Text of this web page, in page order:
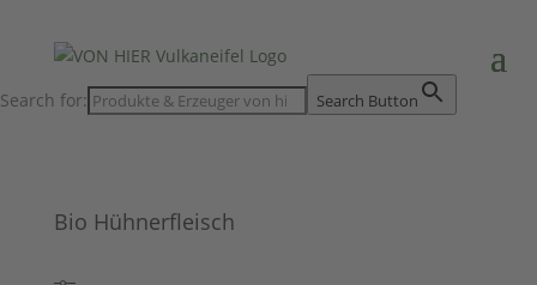
Search for: Search Button
Bio Hühnerfleisch